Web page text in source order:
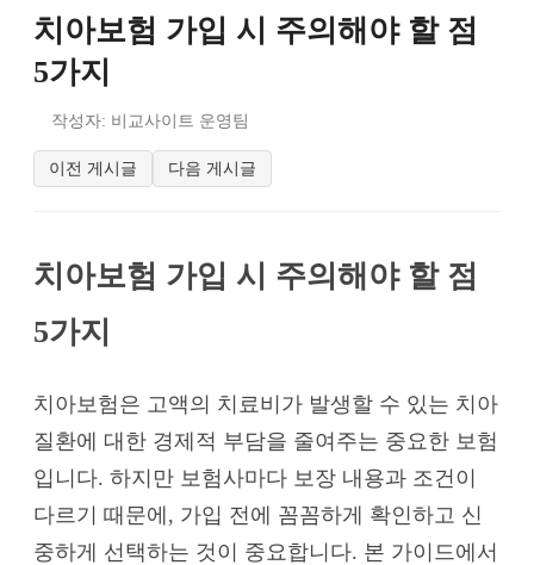
치아보험 가입 시 주의해야 할 점
5가지
작성자: 비교사이트 운영팀
이전 게시글 다음 게시글
치아보험 가입 시 주의해야 할 점
5가지
치아보험은 고액의 치료비가 발생할 수 있는 치아
질환에 대한 경제적 부담을 줄여주는 중요한 보험
입니다. 하지만 보험사마다 보장 내용과 조건이
다르기 때문에, 가입 전에 꼼꼼하게 확인하고 신
중하게 선택하는 것이 중요합니다. 본 가이드에서